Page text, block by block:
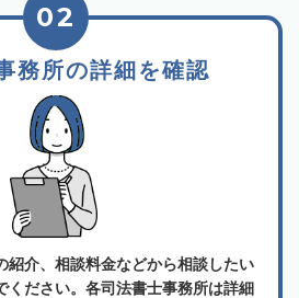
務所の詳細を確認
02
紹介、相談料金などから相談したい
ください。各司法書士事務所は詳細